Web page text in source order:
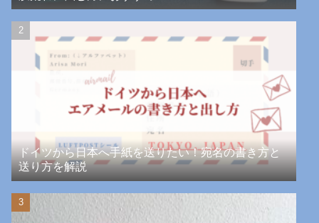
ドイツから日本へ手紙を送りたい！宛名の書き方と
送り方を解説